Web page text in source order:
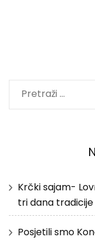
Pretraži:
Krčki sajam-
tri dana
Posjetili smo